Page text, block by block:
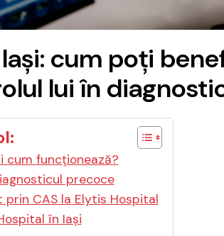
cum poți
lui în
cum funcționează?
precoce
prin CAS la Elytis Hospital
în Iași